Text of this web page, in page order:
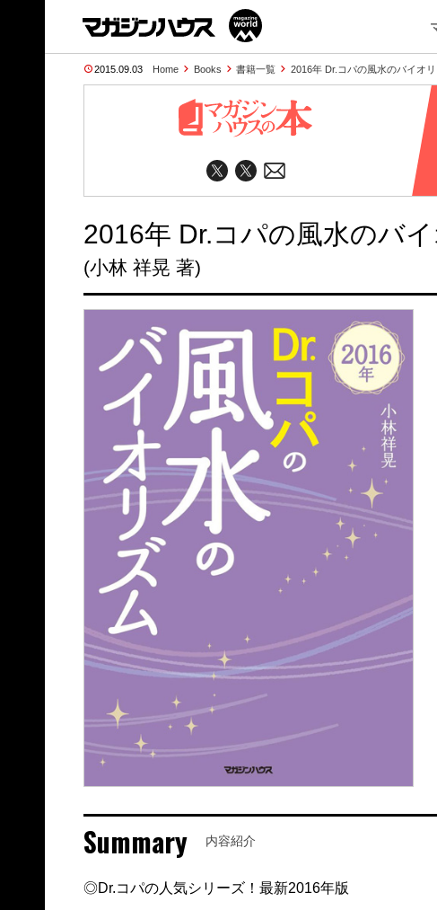
2015.09.03 Home Books 書籍一覧 2016年 Dr.コパの風水のバイオ
2016年 Dr.コパの風水のバ
(小林 祥晃 著)
Summary 内容紹介
◎Dr.コパの人気シリーズ！最新2016年版